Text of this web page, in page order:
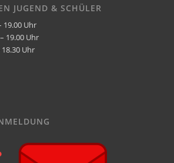
JUGEND & SCHÜLER
Uhr
19.00 Uhr
Uhr